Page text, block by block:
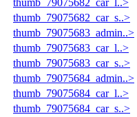
thumb_79075682_car_s..>
thumb_79075683_admin..>
thumb_79075683_car_l..>
thumb_79075683_car_s..>
thumb_79075684_admin..>
thumb_79075684_car_l..>
thumb_79075684_car_s..>